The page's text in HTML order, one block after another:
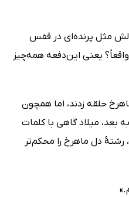
مثل پرنده‌ای در قفس
یعنی این‌دفعه همه‌چیز
حلقه زدند، اما همچون
بعد، میلاد گاهی با کلمات
رشتۀ دل ماهرخ را محکم‌تر